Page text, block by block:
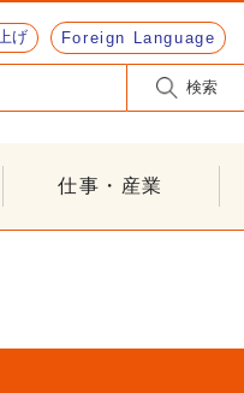
げ Foreign Language
検索
仕事・産業